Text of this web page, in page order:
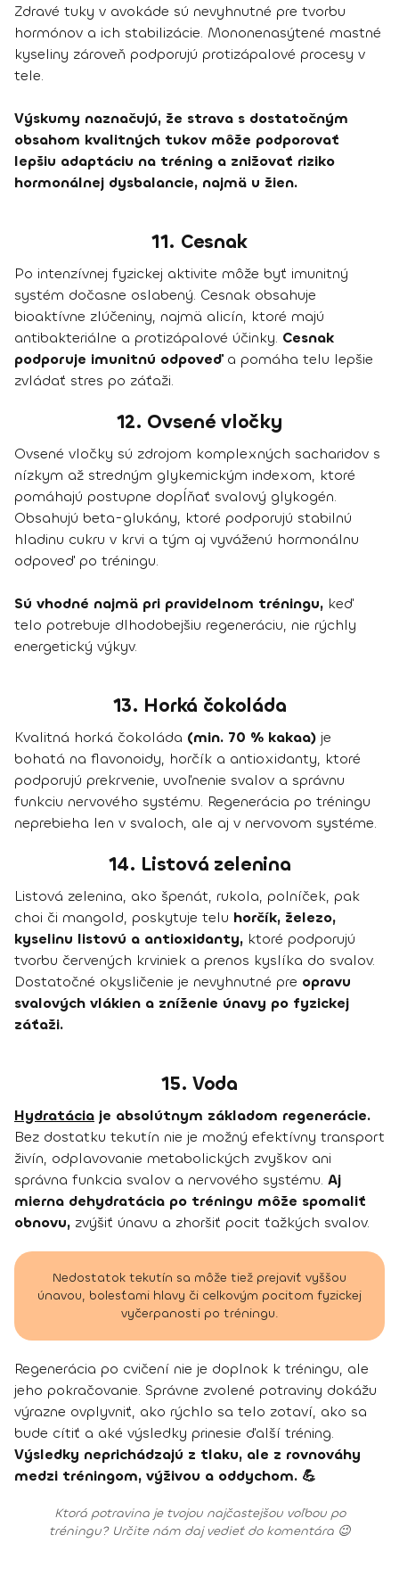
Zdravé tuky v avokáde sú nevyhnutné pre tvorbu
hormónov a ich stabilizácie. Mononenasýtené mastné
kyseliny zároveň podporujú protizápalové procesy v
tele.
Výskumy naznačujú, že strava s dostatočným
obsahom kvalitných tukov môže podporovať
lepšiu adaptáciu na tréning a znižovať riziko
hormonálnej dysbalancie, najmä u žien.
11. Cesnak
Po intenzívnej fyzickej aktivite môže byť imunitný
systém dočasne oslabený. Cesnak obsahuje
bioaktívne zlúčeniny, najmä alicín, ktoré majú
antibakteriálne a protizápalové účinky. Cesnak
podporuje imunitnú odpoveďa pomáha telu lepšie
zvládať stres po záťaži.
12. Ovsené vločky
Ovsené vločky sú zdrojom komplexných sacharidov s
nízkym až stredným glykemickým indexom, ktoré
pomáhajú postupne dopĺňať svalový glykogén.
Obsahujú beta-glukány, ktoré podporujú stabilnú
hladinu cukru v krvi a tým aj vyváženú hormonálnu
odpoveď po tréningu.
Sú vhodné najmä pri pravidelnom tréningu, keď
telo potrebuje dlhodobejšiu regeneráciu, nie rýchly
energetický výkyv.
13. Horká čokoláda
Kvalitná horká čokoláda (min. 70 % kakaa) je
bohatá na flavonoidy, horčík a antioxidanty, ktoré
podporujú prekrvenie, uvoľnenie svalov a správnu
funkciu nervového systému. Regenerácia po tréningu
neprebieha len v svaloch, ale aj v nervovom systéme.
14. Listová zelenina
Listová zelenina, ako špenát, rukola, polníček, pak
choi či mangold, poskytuje telu horčík, železo,
kyselinu listovú a antioxidanty, ktoré podporujú
tvorbu červených krviniek a prenos kyslíka do svalov.
Dostatočné okysličenie je nevyhnutné pre opravu
svalových vlákien a zníženie únavy po fyzickej
záťaži.
15. Voda
Hydratácia je absolútnym základom regenerácie.
Bez dostatku tekutín nie je možný efektívny transport
živín, odplavovanie metabolických zvyškov ani
správna funkcia svalov a nervového systému. Aj
mierna dehydratácia po tréningu môže spomaliť
obnovu, zvýšiť únavu a zhoršiť pocit ťažkých svalov.
Nedostatok tekutín sa môže tiež prejaviť vyššou
únavou, bolesťami hlavy či celkovým pocitom fyzickej
vyčerpanosti po tréningu.
Regenerácia po cvičení nie je doplnok k tréningu, ale
jeho pokračovanie. Správne zvolené potraviny dokážu
výrazne ovplyvniť, ako rýchlo sa telo zotaví, ako sa
bude cítiť a aké výsledky prinesie ďalší tréning.
Výsledky neprichádzajú z tlaku, ale z rovnováhy
medzi tréningom, výživou a oddychom. 💪
Ktorá potravina je tvojou najčastejšou voľbou po
tréningu? Určite nám daj vedieť do komentára 😉